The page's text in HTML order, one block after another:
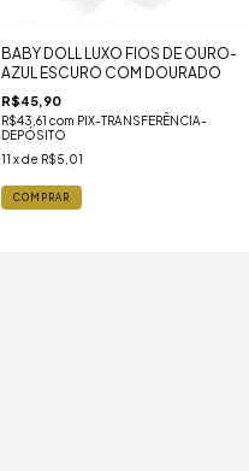
BABY DOLL LUXO FIOS DE OURO-
AZUL ESCURO COM DOURADO
R$45,90
R$43,61 com PIX-TRANSFERÊNCIA-
DEPÓSITO
11 x de R$5,01
COMPRAR